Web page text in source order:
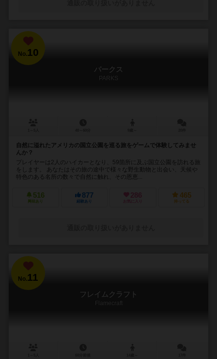
No. 10
パークス
PARKS
自然に溢れたアメリカの国立公園を巡る旅をゲームで体験してみませ
んか？
プレイヤーは2人のハイカーとなり、59箇所に及ぶ国立公園を訪れる旅
をします。 あなたはその旅の途中で様々な野生動物と出会い、天候や
特色のある名所の数々で自然に触れ、その恩恵...
516
興味あり
877
経験あり
286
お気に入り
465
持ってる
No.11
フレイムクラフト
Flamecraft